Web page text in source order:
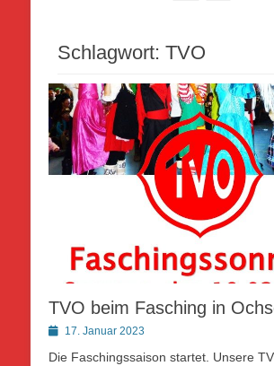
Schlagwort: TVO
TVO beim Fasching in
Posted17. Januar 2023
Die Faschingssaison startet. Unsere